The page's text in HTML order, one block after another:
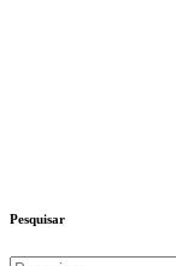
Pesquisar